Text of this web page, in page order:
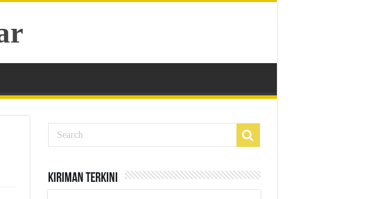
Kiriman Terkini